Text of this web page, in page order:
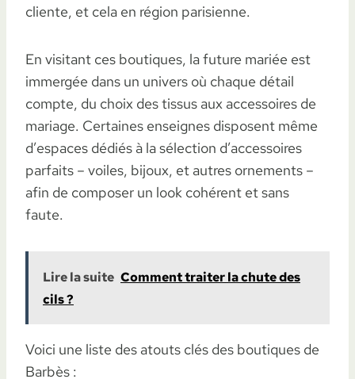
cliente, et cela en région parisienne.
En visitant ces boutiques, la future mariée est
immergée dans un univers où chaque détail
compte, du choix des tissus aux accessoires de
mariage. Certaines enseignes disposent même
d’espaces dédiés à la sélection d’accessoires
parfaits – voiles, bijoux, et autres ornements –
afin de composer un look cohérent et sans
faute.
Lire la suite Comment traiter la chute des
cils ?
Voici une liste des atouts clés des boutiques de
Barbès :